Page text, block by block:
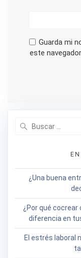
Guarda mi
este
¿Una buena
¿Por qué
diferencia en
El estrés laboral